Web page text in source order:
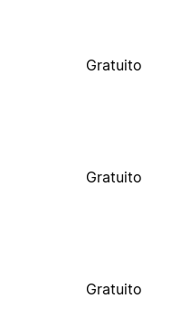
Gratuito
Gratuito
Gratuito